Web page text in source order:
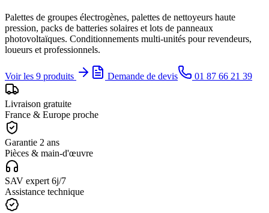
Palettes de groupes électrogènes, palettes de nettoyeurs haute
pression, packs de batteries solaires et lots de panneaux
photovoltaïques. Conditionnements multi-unités pour revendeurs,
loueurs et professionnels.
Voir les 9 produits Demande de devis 01 87 66 21 39
Livraison gratuite
France & Europe proche
Garantie 2 ans
Pièces & main-d'œuvre
SAV expert 6j/7
Assistance technique